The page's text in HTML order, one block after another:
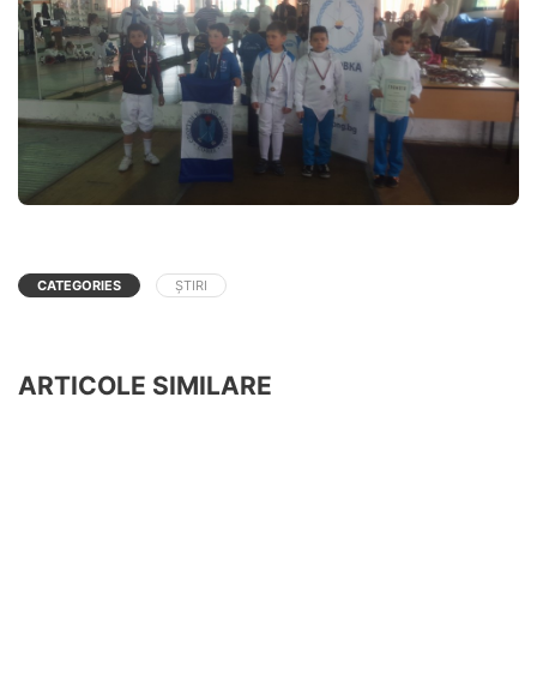
CATEGORIES ȘTIRI
ARTICOLE SIMILARE